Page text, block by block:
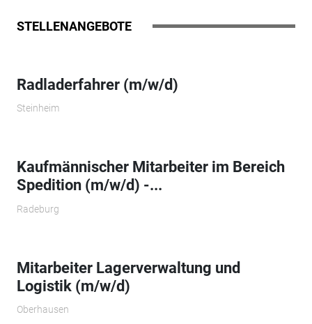
STELLENANGEBOTE
Radladerfahrer (m/w/d)
Steinheim
Kaufmännischer Mitarbeiter im Bereich
Spedition (m/w/d) -...
Radeburg
Mitarbeiter Lagerverwaltung und
Logistik (m/w/d)
Oberhausen